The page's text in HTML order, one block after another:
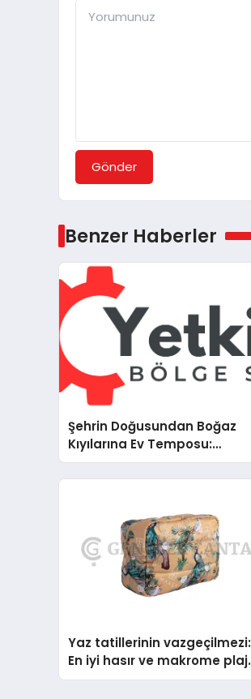
Gönder
Benzer Haberler
Şehrin Doğusundan Boğaz
Kıyılarına Ev Temposu:
İstanbul’un Beş Önemli
Semtinde Teknik Servis
Yaz tatillerinin vazgeçilmezi:
En iyi hasır ve makrome plaj
çantası tavsiyeleri